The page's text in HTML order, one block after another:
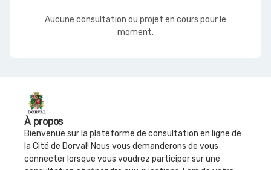
Aucune consultation ou projet en cours pour le
moment.
À propos
Bienvenue sur la plateforme de consultation en ligne de
la Cité de Dorval! Nous vous demanderons de vous
connecter lorsque vous voudrez participer sur une